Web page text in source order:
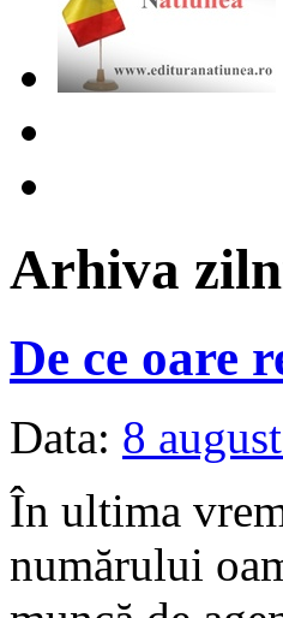
Arhiva
De ce oare
Data: 8
În ultima
numărului